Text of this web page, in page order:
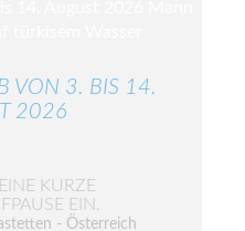
VON 3. BIS 14.
2026
KURZE
EIN.
- Österreich